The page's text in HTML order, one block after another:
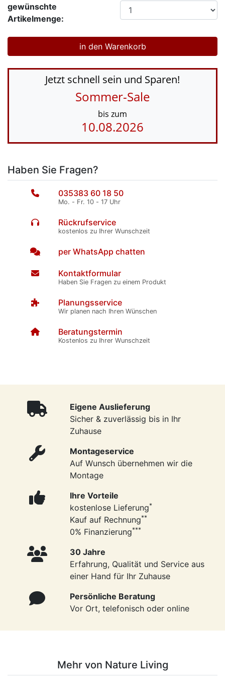
gewünschte
Artikelmenge:
Jetzt schnell sein und Sparen!
Sommer-Sale
bis zum
10.08.2026
Haben Sie Fragen?
035383 60 18 50
Mo. - Fr. 10 - 17 Uhr
Rückrufservice
kostenlos zu Ihrer Wunschzeit
per WhatsApp chatten
Kontaktformular
Haben Sie Fragen zu einem Produkt
Planungsservice
Wir planen nach Ihren Wünschen
Beratungstermin
Kostenlos zu Ihrer Wunschzeit
Eigene Auslieferung
Sicher & zuverlässig bis in Ihr
Zuhause
Montageservice
Auf Wunsch übernehmen wir die
Montage
Ihre Vorteile
kostenlose Lieferung*
Kauf auf Rechnung**
0% Finanzierung***
30 Jahre
Erfahrung, Qualität und Service aus
einer Hand für Ihr Zuhause
Persönliche Beratung
Vor Ort, telefonisch oder online
Mehr von Nature Living